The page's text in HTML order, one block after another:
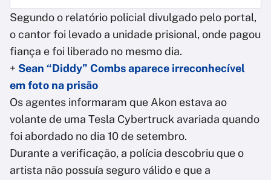
Segundo o relatório policial divulgado pelo portal,
o cantor foi levado a unidade prisional, onde pagou
fiança e foi liberado no mesmo dia.
+ Sean “Diddy” Combs aparece irreconhecível
em foto na prisão
Os agentes informaram que Akon estava ao
volante de uma Tesla Cybertruck avariada quando
foi abordado no dia 10 de setembro.
Durante a verificação, a polícia descobriu que o
artista não possuía seguro válido e que a